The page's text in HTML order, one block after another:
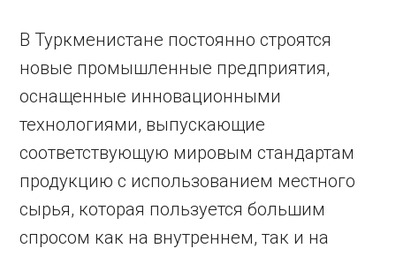
В Туркменистане постоянно строятся
новые промышленные предприятия,
оснащенные инновационными
технологиями, выпускающие
соответствующую мировым стандартам
продукцию с использованием местного
сырья, которая пользуется большим
спросом как на внутреннем, так и на